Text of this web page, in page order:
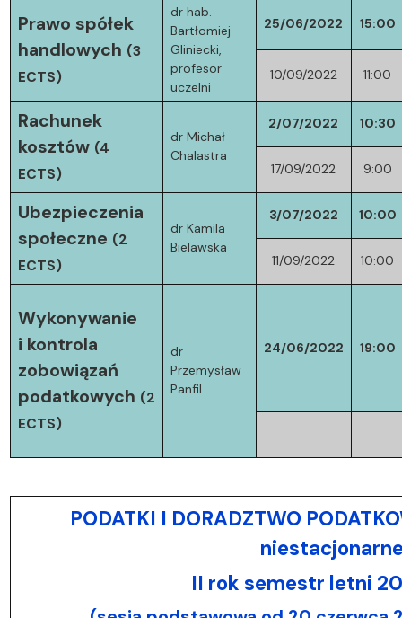
Prawo spółek
handlowych (3
ECTS)
dr hab.
Bartłomiej
Gliniecki,
profesor
uczelni
25/06/2022 15:00
10/09/2022 11:00
Rachunek
kosztów (4
ECTS)
dr Michał
Chalastra
2/07/2022 10:30
17/09/2022 9:00
Ubezpieczenia
społeczne (2
ECTS)
dr Kamila
Bielawska
3/07/2022 10:00
11/09/2022 10:00
Wykonywanie
i kontrola
zobowiązań
podatkowych (2
ECTS)
dr
Przemysław
Panfil
24/06/2022 19:00
PODATKI I DORADZTWO
II rok semestr letni